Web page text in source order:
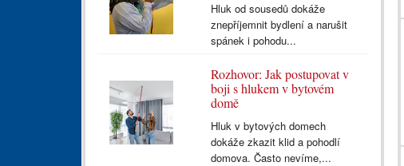
Hluk od sousedů dokáže
znepříjemnit bydlení a narušit
spánek i pohodu...
Rozhovor: Jak postupovat v
boji s hlukem v bytovém
domě
Hluk v bytových domech
dokáže zkazit klid a pohodlí
domova. Často nevíme,...